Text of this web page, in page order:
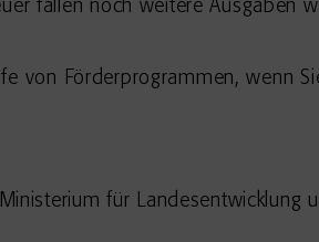
fallen noch weitere Ausgaben
von Förderprogrammen, wenn
für Landesentwicklung